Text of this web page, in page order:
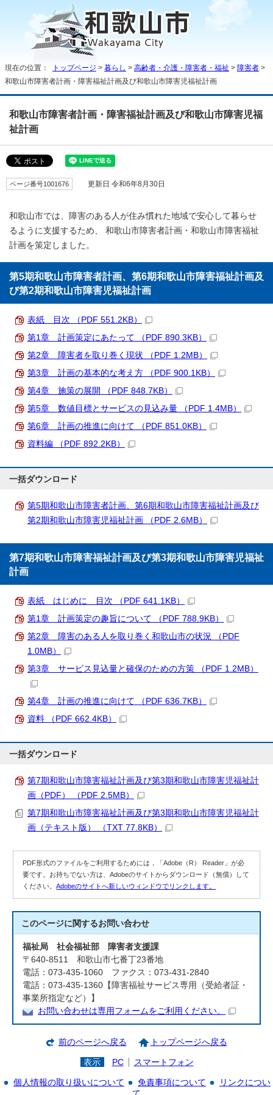
現在の位置： トップページ > 暮らし > 高齢者・介護・障害者・福祉 > 障害者 >
和歌山市障害者計画・障害福祉計画及び和歌山市障害児福祉計画
和歌山市障害者計画・障害福祉計画及び和歌山市障害児福
祉計画
ページ番号1001676 更新日 令和6年8月30日
和歌山市では、障害のある人が住み慣れた地域で安心して暮らせ
るように支援するため、 和歌山市障害者計画・和歌山市障害福祉
計画を策定しました。
第5期和歌山市障害者計画、第6期和歌山市障害福祉計画及
び第2期和歌山市障害児福祉計画
表紙 目次 （PDF 551.2KB）
第1章 計画策定にあたって （PDF 890.3KB）
第2章 障害者を取り巻く現状 （PDF 1.2MB）
第3章 計画の基本的な考え方 （PDF 900.1KB）
第4章 施策の展開 （PDF 848.7KB）
第5章 数値目標とサービスの見込み量 （PDF 1.4MB）
第6章 計画の推進に向けて （PDF 851.0KB）
資料編 （PDF 892.2KB）
一括ダウンロード
第5期和歌山市障害者計画、第6期和歌山市障害福祉計画及び
第2期和歌山市障害児福祉計画 （PDF 2.6MB）
第7期和歌山市障害福祉計画及び第3期和歌山市障害児福祉
計画
表紙 はじめに 目次 （PDF 641.1KB）
第1章 計画策定の趣旨について （PDF 788.9KB）
第2章 障害のある人を取り巻く和歌山市の状況 （PDF
1.0MB）
第3章 サービス見込量と確保のための方策 （PDF 1.2MB）
第4章 計画の推進に向けて （PDF 636.7KB）
資料 （PDF 662.4KB）
一括ダウンロード
第7期和歌山市障害福祉計画及び第3期和歌山市障害児福祉計
画（PDF） （PDF 2.5MB）
第7期和歌山市障害福祉計画及び第3期和歌山市障害児福祉計
画（テキスト版） （TXT 77.8KB）
PDF形式のファイルをご利用するためには，「Adobe（R） Reader」が必
要です。お持ちでない方は、Adobeのサイトからダウンロード（無償）して
ください。Adobeのサイトへ新しいウィンドウでリンクします。
このページに関するお問い合わせ
福祉局 社会福祉部 障害者支援課
〒640-8511 和歌山市七番丁23番地
電話：073-435-1060 ファクス：073-431-2840
電話：073-435-1360【障害福祉サービス専用（受給者証・
事業所指定など）】
お問い合わせは専用フォームをご利用ください。
前のページへ戻る トップページへ戻る
表示 PC スマートフォン
個人情報の取り扱いについて 免責事項について
リンクについ